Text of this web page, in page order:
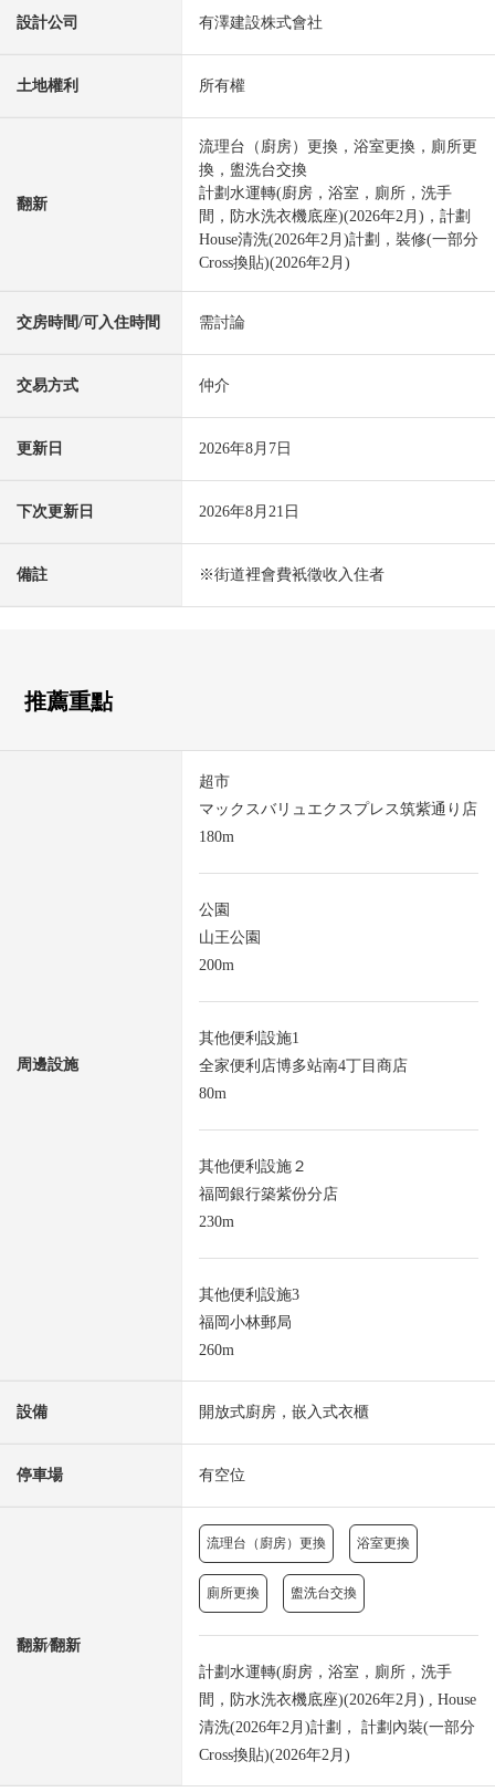
設計公司 有澤建設株式會社
土地權利 所有權
翻新
流理台（廚房）更換，浴室更換，廁所更
換，盥洗台交換
計劃水運轉(廚房，浴室，廁所，洗手
間，防水洗衣機底座)(2026年2月)，計劃
House清洗(2026年2月)計劃，裝修(一部分
Cross換貼)(2026年2月)
交房時間/可入住時間 需討論
交易方式 仲介
更新日 2026年8月7日
下次更新日 2026年8月21日
備註 ※街道裡會費衹徵收入住者
推薦重點
周邊設施
超市
マックスバリュエクスプレス筑紫通り店
180m
公園
山王公園
200m
其他便利設施1
全家便利店博多站南4丁目商店
80m
其他便利設施２
福岡銀行築紫份分店
230m
其他便利設施3
福岡小林郵局
260m
設備 開放式廚房，嵌入式衣櫃
停車場 有空位
翻新⁄翻新
流理台（廚房）更換 浴室更換
廁所更換 盥洗台交換
計劃水運轉(廚房，浴室，廁所，洗手
間，防水洗衣機底座)(2026年2月) , House
清洗(2026年2月)計劃， 計劃內裝(一部分
Cross換貼)(2026年2月)